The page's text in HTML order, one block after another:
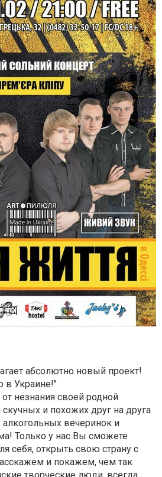
абсолютно новый проект!
в Украине!"
незнания своей родной
и похожих друг на друга
вечеринок и
Только у нас Вы сможете
себя, открыть свою страну с
и покажем, чем так